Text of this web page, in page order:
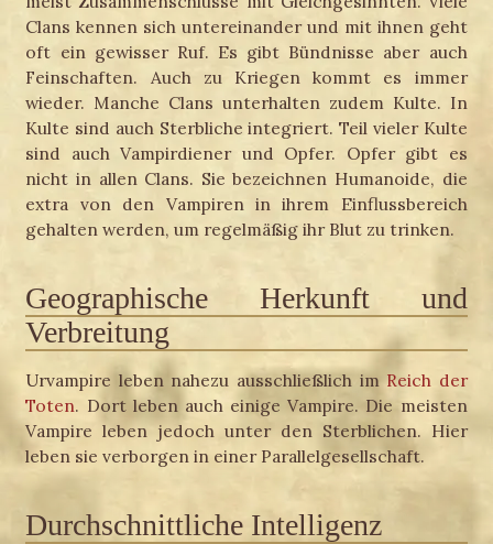
Clans kennen sich untereinander und mit ihnen geht
oft ein gewisser Ruf. Es gibt Bündnisse aber auch
Feinschaften. Auch zu Kriegen kommt es immer
wieder. Manche Clans unterhalten zudem Kulte. In
Kulte sind auch Sterbliche integriert. Teil vieler Kulte
sind auch Vampirdiener und Opfer. Opfer gibt es
nicht in allen Clans. Sie bezeichnen Humanoide, die
extra von den Vampiren in ihrem Einflussbereich
gehalten werden, um regelmäßig ihr Blut zu trinken.
Geographische Herkunft und
Verbreitung
Urvampire leben nahezu ausschließlich imReich der
Toten. Dort leben auch einige Vampire. Die meisten
Vampire leben jedoch unter den Sterblichen. Hier
leben sie verborgen in einer Parallelgesellschaft.
Durchschnittliche Intelligenz